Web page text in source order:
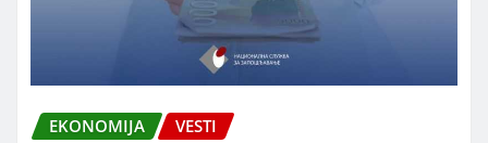
EKONOMIJA VESTI